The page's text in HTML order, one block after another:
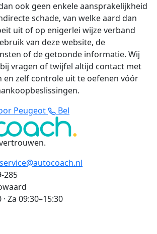
ook geen enkele aansprakelijkheid
schade, van welke aard dan
uit of op enigerlei wijze verband
van deze website, de
of de getoonde informatie. Wij
vragen of twijfel altijd contact met
en zelf controle uit te oefenen vóór
Peugeot
Bel
.
service@autocoach.nl
285
Za 09:30–15:30